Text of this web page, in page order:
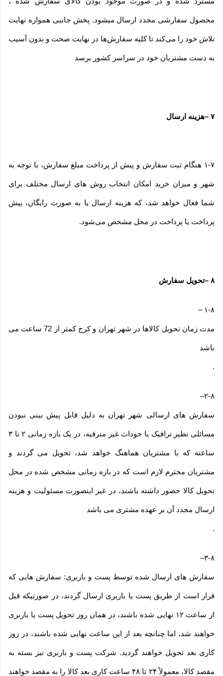
محصول سفارشی مجدد ارسال میشود. پخش جانبی همواره نهایت
تلاش خود را می‏‌کند تا کلیه سفارش‏‌ها در نهایت صحت و بدون آسیب
به دست مشتریان خود در سراسر کشور برسد
۷ –هزینه ارسال
۱-۷ هنگام ثبت سفارش و پیش از پرداخت مبلغ سفارش، با توجه به
شهر و میزان خرید امکان انتخاب روش های ارسال مختلف برای
شما فعال خواهد شد، که هزینه ارسال یا به صورت رایگان، پیش
پرداخت یا پرداخت در محل مشخص می‌شود.
۸ –تحویل سفارش
۱-۸ –
مدت زمان تحویل کالاها در شهر تهران و کرج کمتر از 72 ساعت می
باشد
.
۲-۸–
سفارش های ارسالی شهر تهران به دلیل قابل پیش بینی نبودن
مسائلی نظیر ترافیک یا حوداث غیر مترقبه، در یک بازه زمانی ۲ تا ۳
ساعته که با مشتریان هماهنگ خواهد شد، تحویل می گردند و
مشتریان محترم لازم است که در بازه زمانی مشخص شده در محل
تحویل کالا حضور داشته باشند، در غیر اینصورت مسئولیت و هزینه
ارسال مجدد آن بر عهده مشتری می باشد
.
۳-۸–
سفارش های ارسال شده توسط پست و باربری: سفارش هایی که
قرار است از طریق پست یا باربری ارسال گردند، در صورتیکه قبل
از ساعت ۱۲ نهایی شده باشند، در همان روز تحویل پست یا باربری
خواهند شد، اما چنانچه بعد از این ساعت نهایی شده باشند، در روز
کاری بعد تحویل خواهند گردید. شرکت پست و باربری نیز بسته به
مقصد کالا، معمولاً ۲۴ تا ۴۸ ساعت کاری بعد کالا را به مقصد خواهند